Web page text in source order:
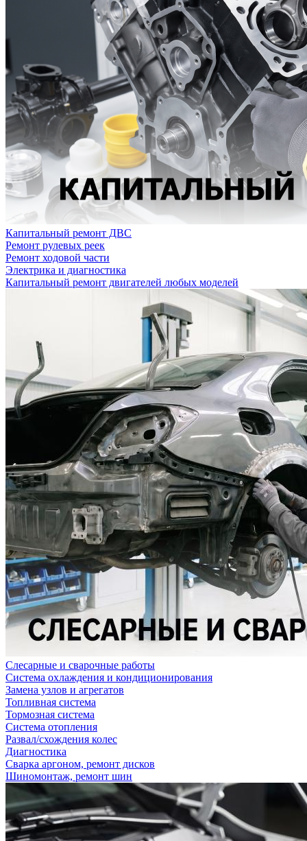
Капитальный ремонт ДВС
Ремонт рулевых реек
Ремонт ходовой части
Электрика и диагностика
Капитальный ремонт двигателей любых моделей
Слесарные и сварочные работы
Система охлаждения и кондиционирования
Замена узлов и агрегатов
Топливная система
Тормозная система
Система отопления
Развал/схождения колес
Диагностика
Сварка аргоном, ремонт дисков
Шиномонтаж, ремонт шин